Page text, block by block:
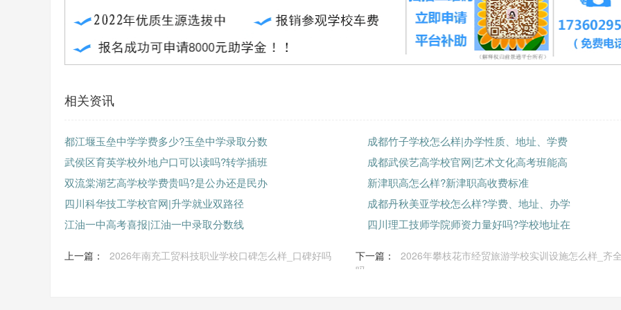
相关资讯
都江堰玉垒中学学费多少?玉垒中学录取分数
成都竹子学校怎么样|办学性质、地址、学费
武侯区育英学校外地户口可以读吗?转学插班
成都武侯艺高学校官网|艺术文化高考班能高
双流棠湖艺高学校学费贵吗?是公办还是民办
新津职高怎么样?新津职高收费标准
四川科华技工学校官网|升学就业双路径
成都丹秋美亚学校怎么样?学费、地址、办学
江油一中高考喜报|江油一中录取分数线
四川理工技师学院师资力量好吗?学校地址在
上一篇： 2026年南充工贸科技职业学校口碑怎么样_口碑好吗 下一篇：
2026年攀枝花市经贸旅游学校实训设施怎么样_齐
吗